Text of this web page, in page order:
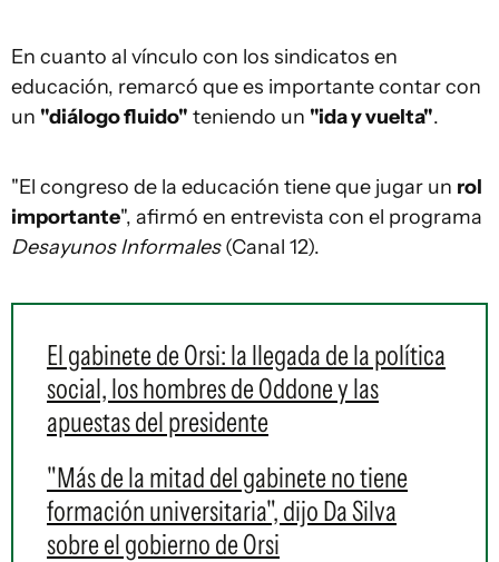
En cuanto al vínculo con los sindicatos en
educación, remarcó que es importante contar con
un "diálogo fluido" teniendo un "ida y vuelta".
"El congreso de la educación tiene que jugar un rol
importante", afirmó en entrevista con el programa
Desayunos Informales(Canal 12).
El gabinete de Orsi: la llegada de la política
social, los hombres de Oddone y las
apuestas del presidente
"Más de la mitad del gabinete no tiene
formación universitaria", dijo Da Silva
sobre el gobierno de Orsi